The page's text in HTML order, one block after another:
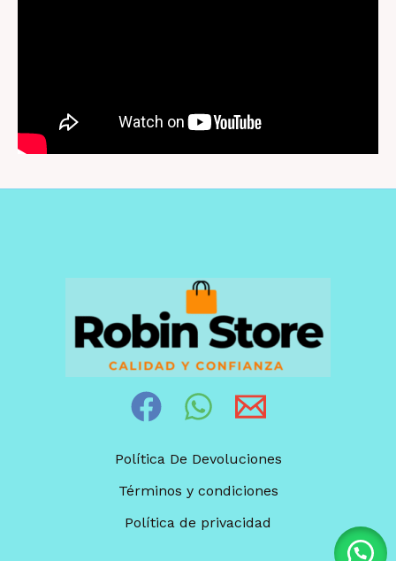
Política De Devoluciones
Términos y condiciones
Política de privacidad